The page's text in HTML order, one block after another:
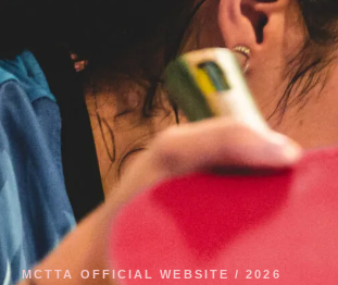
MCTTA OFFICIAL WEBSITE / 2026